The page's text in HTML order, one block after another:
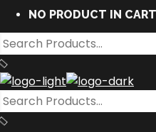
NO PRODUCT IN